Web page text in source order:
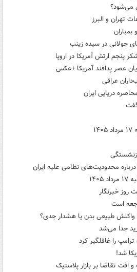
می‌شود؟
تهران و البرز
جولانی در سیده زینب
پنجم ارتش آمریکا در اروپا
عراقی
دریایی ایران
گفت
محدودیت‌های نظامی علیه ایران
روز خبرنگار
است
واکنش طبیعی بدن یا هشدار جدی؟
جدا می‌شد
را غافلگیر کرد
شد!
افت تقاضا بر بازار پلاستیک